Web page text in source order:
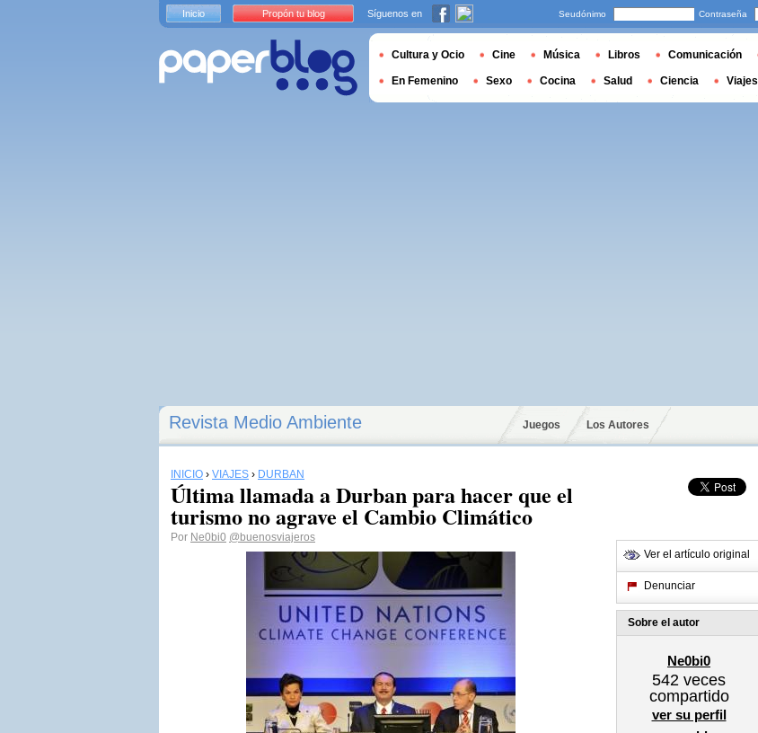
Revista Medio Ambiente Juegos Los Autores
INICIO › VIAJES › DURBAN
Última llamada a Durban para hacer que el
turismo no agrave el Cambio Climático
Por Ne0bi0 @buenosviajeros
Ver el artículo original
Denunciar
Sobre el autor
Ne0bi0
542 veces
compartido
ver su perfil
Inicio Propón tu blog Síguenos en Seudónimo Contraseña
Cultura y Ocio Cine Música Libros Comunicación
En Femenino Sexo Cocina Salud Ciencia Viajes